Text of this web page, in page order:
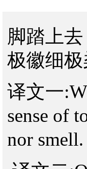
脚踏上
极徽细
译文一
sense of
nor smell.